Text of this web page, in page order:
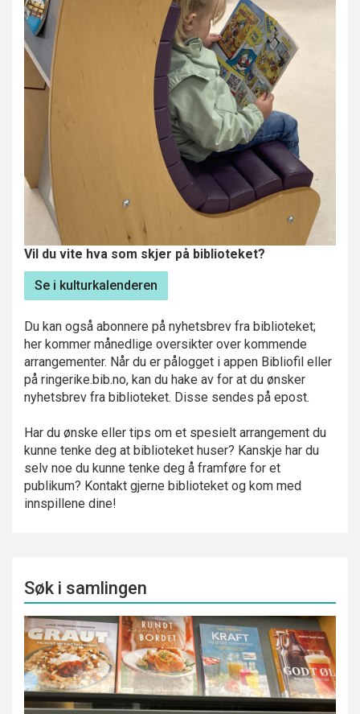
Vil du vite hva som skjer på biblioteket?
Se i kulturkalenderen
Du kan også abonnere på nyhetsbrev fra biblioteket;
her kommer månedlige oversikter over kommende
arrangementer. Når du er pålogget i appen Bibliofil eller
på ringerike.bib.no, kan du hake av for at du ønsker
nyhetsbrev fra biblioteket. Disse sendes på epost.
Har du ønske eller tips om et spesielt arrangement du
kunne tenke deg at biblioteket huser? Kanskje har du
selv noe du kunne tenke deg å framføre for et
publikum? Kontakt gjerne biblioteket og kom med
innspillene dine!
Søk i samlingen